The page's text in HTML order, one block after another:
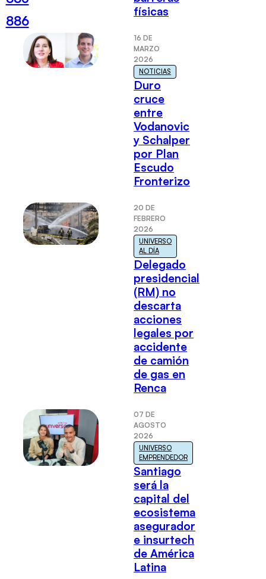
886
físicas
16 DE
MARZO
2026
NOTICIAS
Duro
cruce
entre
Vodanovic
y Schalper
por Plan
Escudo
Fronterizo
20 DE
FEBRERO
2026
UNIVERSO
AL DÍA
Delegado
presidencial
(RM) no
descarta
acciones
legales por
accidente
de camión
de gas en
Renca
07 DE
AGOSTO
2026
UNIVERSO
EMPRENDEDOR
Santiago
será la
capital del
ecosistema
asegurador
e insurtech
de América
Latina